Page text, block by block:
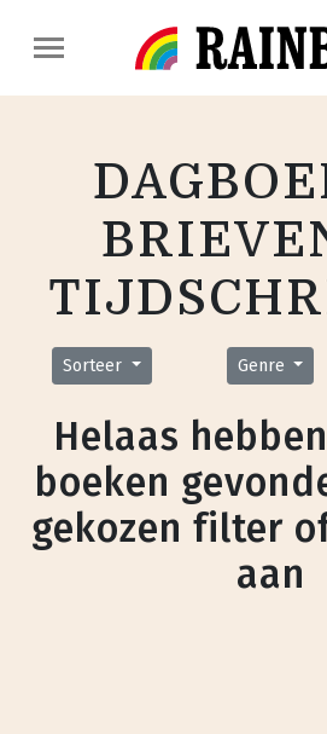
Sorteer Genre
Helaas
boeken
gekozen filter
aan